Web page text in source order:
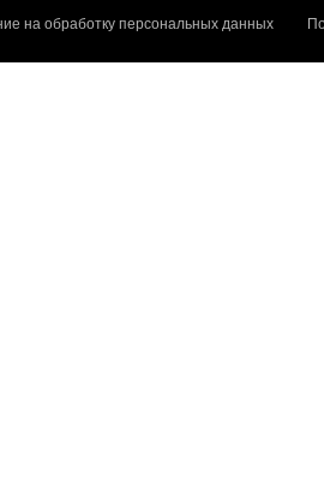
на обработку персональных данных